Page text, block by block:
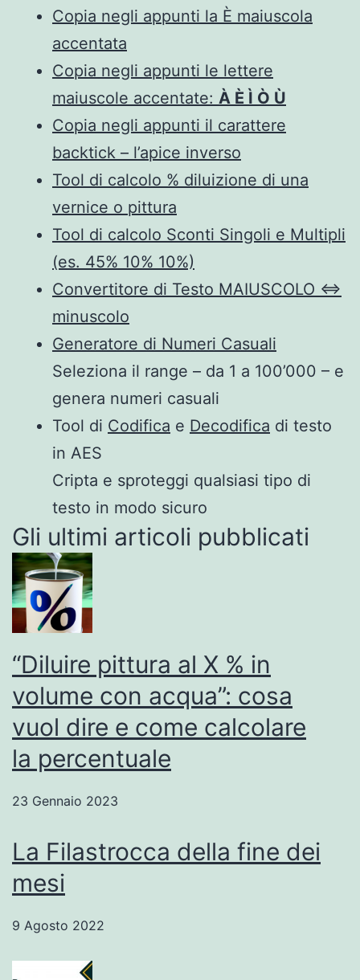
Copia negli appunti la È maiuscola
accentata
Copia negli appunti le lettere
maiuscole accentate: À È Ì Ò Ù
Copia negli appunti il carattere
backtick – l’apice inverso
Tool di calcolo % diluizione di una
vernice o pittura
Tool di calcolo Sconti Singoli e Multipli
(es. 45% 10% 10%)
Convertitore di Testo MAIUSCOLO ⇔
minuscolo
Generatore di Numeri Casuali
Seleziona il range – da 1 a 100’000 – e
genera numeri casuali
Tool di Codifica e Decodifica di testo
in AES
Cripta e sproteggi qualsiasi tipo di
testo in modo sicuro
Gli ultimi articoli pubblicati
“Diluire pittura al X % in
volume con acqua”: cosa
vuol dire e come calcolare
la percentuale
23 Gennaio 2023
La Filastrocca della fine dei
mesi
9 Agosto 2022